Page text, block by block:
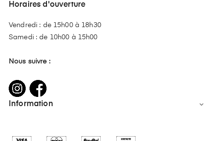
Horaires d'ouverture
Vendredi : de 15h00 à 18h30
Samedi : de 10h00 à 15h00
Nous suivre :
Information 